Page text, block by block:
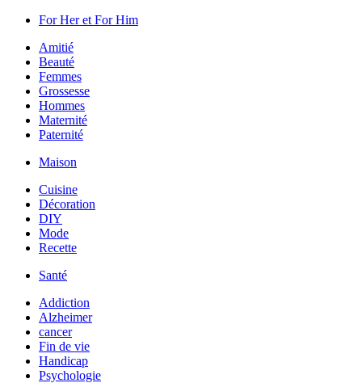
For Her et For Him
Amitié
Beauté
Femmes
Grossesse
Hommes
Maternité
Paternité
Maison
Cuisine
Décoration
DIY
Mode
Recette
Santé
Addiction
Alzheimer
cancer
Fin de vie
Handicap
Psychologie